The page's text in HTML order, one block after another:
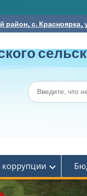
с. Красноярка,
Поиск
по: